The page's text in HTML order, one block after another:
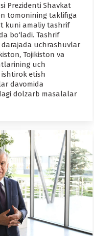
Prezidenti Shavkat
tomonining taklifiga
kuni amaliy tashrif
bo‘ladi. Tashrif
uchrashuvlar
Tojikiston va
uch
etish
davomida
dolzarb masalalar